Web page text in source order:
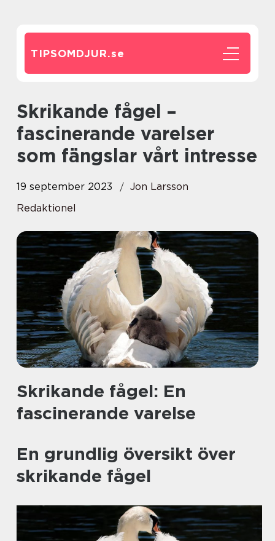
TIPSOMDJUR.se
Skrikande fågel –
fascinerande varelser
som fängslar vårt intresse
19 september 2023
Jon Larsson
Redaktionel
Skrikande fågel: En
fascinerande varelse
En grundlig översikt över
skrikande fågel